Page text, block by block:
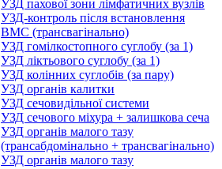
УЗД пахової зони лімфатичних вузлів
УЗД-контроль після встановлення
ВМС (трансвагінально)
УЗД гомілкостопного суглобу (за 1)
УЗД ліктьового суглобу (за 1)
УЗД колінних суглобів (за пару)
УЗД органів калитки
УЗД сечовидільної системи
УЗД сечового міхура + залишкова сеча
УЗД органів малого тазу
(трансабдомінально + трансвагінально)
УЗД органів малого тазу